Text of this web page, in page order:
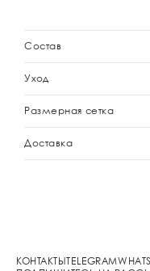
Состав
Уход
Размерная сетка
Доставка
КОНТАКТЫ TELEGRAM